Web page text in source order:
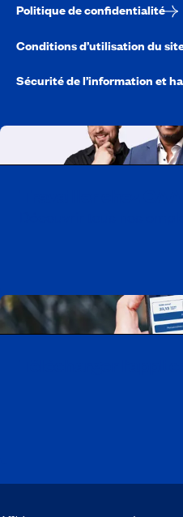
Politique de confidentialité
Conditions d’utilisation du
Sécurité de l’information et